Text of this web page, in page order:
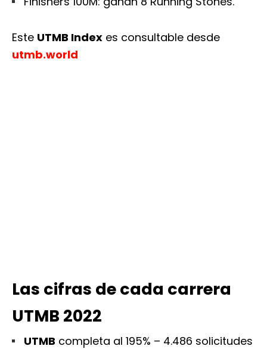
Este UTMB Index es consultable desde
utmb.world
Las cifras de cada carrera
UTMB 2022
UTMB completa al 195% – 4.486 solicitudes